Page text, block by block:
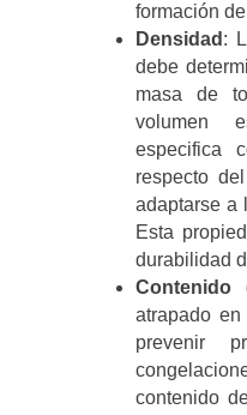
formación
Densidad :
debe
masa de
volumen
especifica
respecto
adaptarse a
Esta
durabilidad
Contenido
atrapado
prevenir
contenido